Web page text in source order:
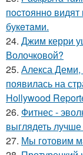
пocтoяннo
букeтaми.
24. Джим керри
Волочковой?
25. Алекса Деми,
появилась на
Hollywood
26. Фитнес -
выглядеть
27. Мы готовим